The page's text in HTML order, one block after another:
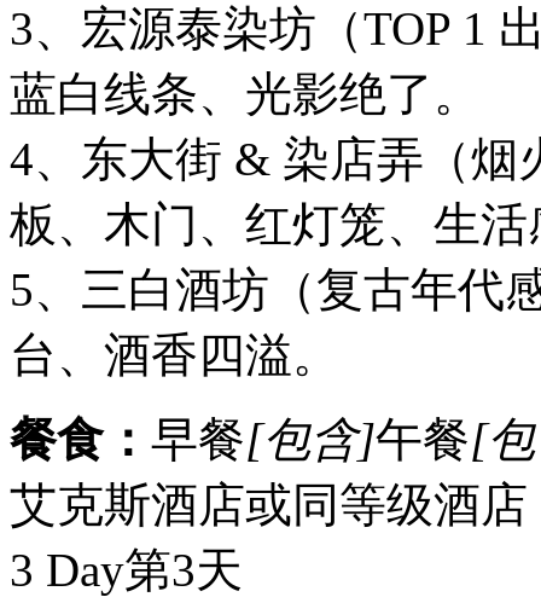
3、宏源泰染坊（TOP 1
蓝白线条、光影绝了。
4、东大街 & 染店弄（烟
板、木门、红灯笼、生活
5、三白酒坊（复古年代
台、酒香四溢。
餐食： 早餐[包含]午餐[
艾克斯酒店或同等级酒店
3 Day第3天